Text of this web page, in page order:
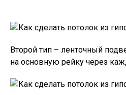
Второй тип – ленточный
на основную рейку через